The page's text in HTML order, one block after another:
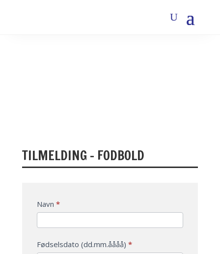
TILMELDING – FODBOLD
Tilmelding
-
Fodbold
Navn *
Fødselsdato (dd.mm.åååå) *
If
you
are
human,